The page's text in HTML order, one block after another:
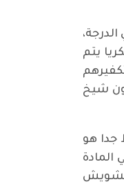
يتم
شيخ
جدا هو
لاحدى الطوائف الدينية 2 - حقر شعائرها، 3 - تعمد التشويش